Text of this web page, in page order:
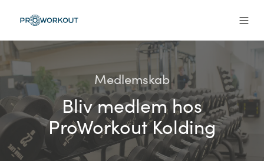
Medlemskab
Bliv medlem hos
ProWorkout Kolding